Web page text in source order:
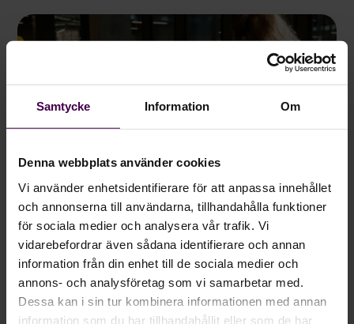
Samtycke Information Om
Denna webbplats använder cookies
Vi använder enhetsidentifierare för att anpassa innehållet
och annonserna till användarna, tillhandahålla funktioner
för sociala medier och analysera vår trafik. Vi
vidarebefordrar även sådana identifierare och annan
information från din enhet till de sociala medier och
annons- och analysföretag som vi samarbetar med.
Dessa kan i sin tur kombinera informationen med annan
information som du har tillhandahållit eller som de har
OUTSOURCING
Löneoutsourcing med Agda PS
Avlasta dina interna resurser och lägg större